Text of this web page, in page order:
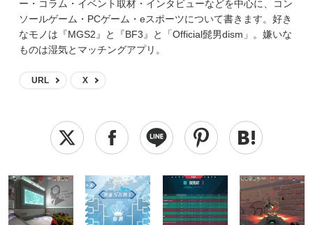
ー・コラム・イベント取材・インタビューなどを中心に、コン
ソールゲーム・PCゲーム・eスポーツについて書きます。好き
なモノは『MGS2』と『BF3』と「Official髭男dism」。嫌いな
ものは湿気とマッチングアプリ。
URL X